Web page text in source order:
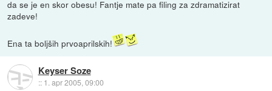
da se je en skor obesu! Fantje mate pa filing za zdramatizirat
zadeve!
Ena ta boljših prvoaprilskih!
Keyser Soze
:: 1. apr 2005, 09:00